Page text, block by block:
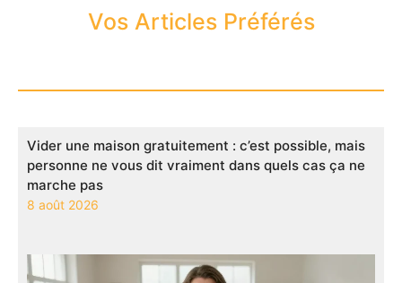
Vos Articles Préférés
Vider une maison gratuitement : c’est possible, mais
personne ne vous dit vraiment dans quels cas ça ne
marche pas
8 août 2026